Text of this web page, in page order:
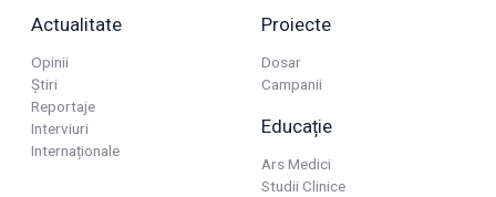
Actualitate
Opinii
Știri
Reportaje
Interviuri
Internaționale
Proiecte
Dosar
Campanii
Educație
Ars Medici
Studii Clinice